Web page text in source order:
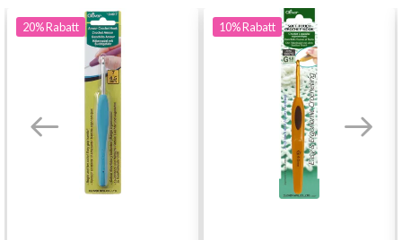
20%Rabatt 10%Rabatt